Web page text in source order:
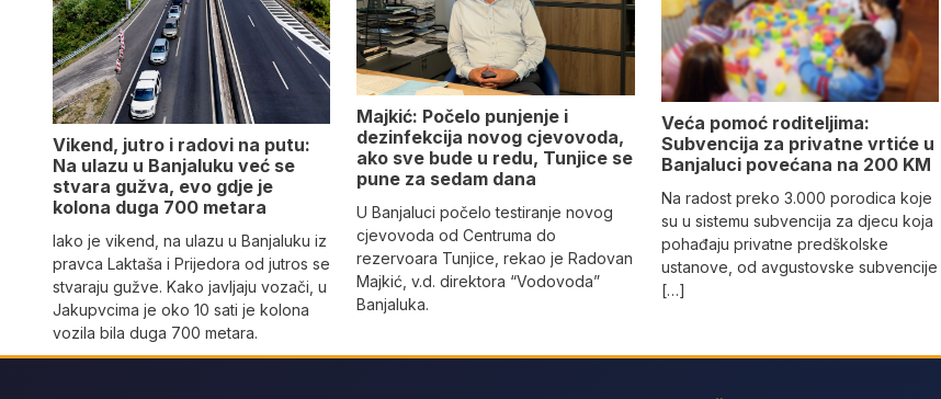
Vikend, jutro i radovi na putu:
Na ulazu u Banjaluku već se
stvara gužva, evo gdje je
kolona duga 700 metara
Iako je vikend, na ulazu u Banjaluku iz
pravca Laktaša i Prijedora od jutros se
stvaraju gužve. Kako javljaju vozači, u
Jakupvcima je oko 10 sati je kolona
vozila bila duga 700 metara.
Majkić: Počelo punjenje i
dezinfekcija novog cjevovoda,
ako sve bude u redu, Tunjice se
pune za sedam dana
U Banjaluci počelo testiranje novog
cjevovoda od Centruma do
rezervoara Tunjice, rekao je Radovan
Majkić, v.d. direktora “Vodovoda”
Banjaluka.
Veća pomoć roditeljima:
Subvencija za privatne vrtiće u
Banjaluci povećana na 200 KM
Na radost preko 3.000 porodica koje
su u sistemu subvencija za djecu koja
pohađaju privatne predškolske
ustanove, od avgustovske subvencije
[…]